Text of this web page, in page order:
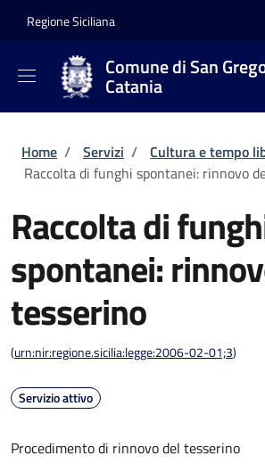
Regione Siciliana
Comune di San
Catania
Briciole di pane
Home / Servizi / Cultura e tempo
Raccolta di funghi spontanei: rinnovo
Raccolta di
spontanei:
tesserino
(urn:nir:regione.sicilia:legge:2006-02-01;3)
Servizio attivo
Procedimento di rinnovo del tesserino